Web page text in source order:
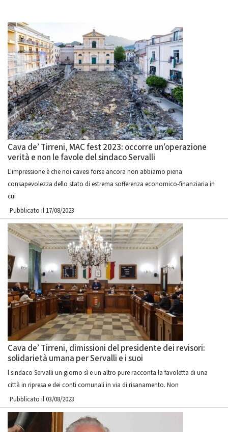
Cava de’ Tirreni, MAC fest 2023: occorre un’operazione
verità e non le favole del sindaco Servalli
L'impressione è che noi cavesi forse ancora non abbiamo piena
consapevolezza dello stato di estrema sofferenza economico-finanziaria in
cui
Pubblicato il 17/08/2023
Cava de’ Tirreni, dimissioni del presidente dei revisori:
solidarietà umana per Servalli e i suoi
l sindaco Servalli un giorno sì e un altro pure racconta la favoletta di una
città in ripresa e dei conti comunali in via di risanamento. Non
Pubblicato il 03/08/2023